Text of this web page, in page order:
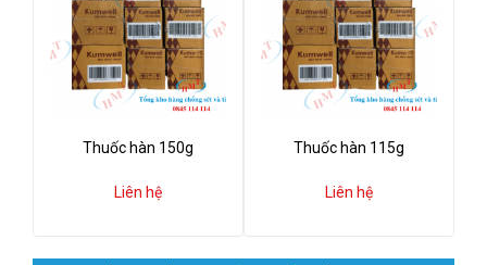
Thuốc hàn 150g
Liên hệ
Thuốc hàn 115g
Liên hệ